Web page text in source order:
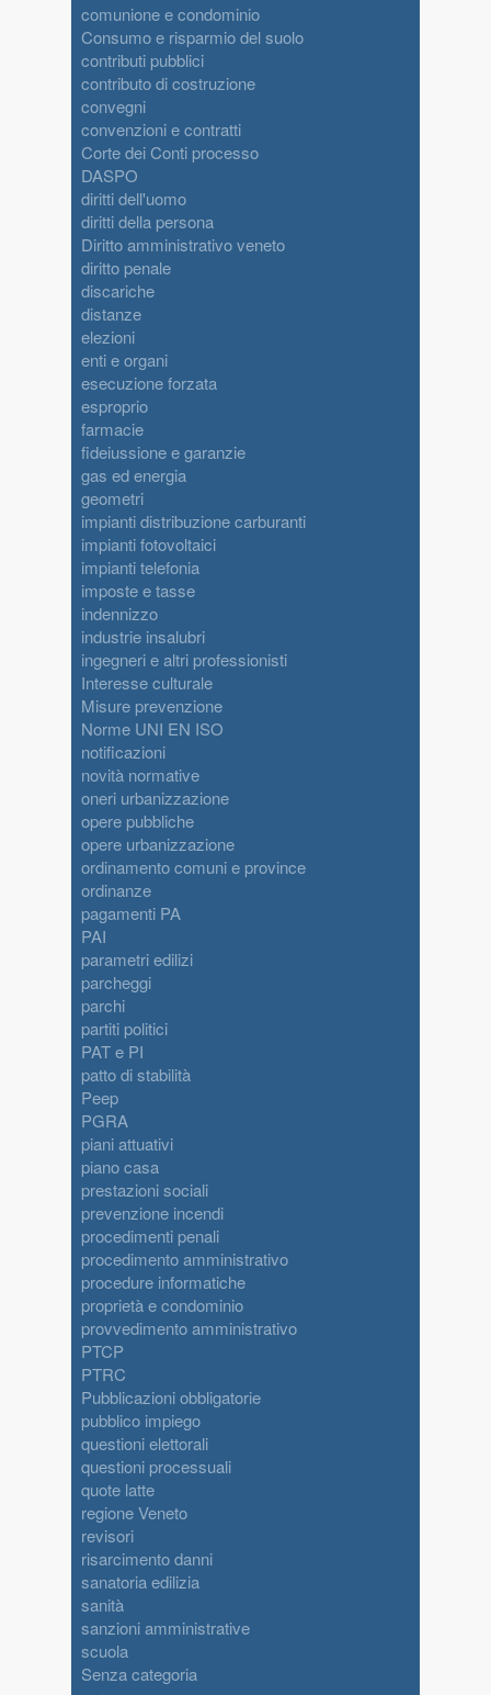
comunione e condominio
Consumo e risparmio del suolo
contributi pubblici
contributo di costruzione
convegni
convenzioni e contratti
Corte dei Conti processo
DASPO
diritti dell'uomo
diritti della persona
Diritto amministrativo veneto
diritto penale
discariche
distanze
elezioni
enti e organi
esecuzione forzata
esproprio
farmacie
fideiussione e garanzie
gas ed energia
geometri
impianti distribuzione carburanti
impianti fotovoltaici
impianti telefonia
imposte e tasse
indennizzo
industrie insalubri
ingegneri e altri professionisti
Interesse culturale
Misure prevenzione
Norme UNI EN ISO
notificazioni
novità normative
oneri urbanizzazione
opere pubbliche
opere urbanizzazione
ordinamento comuni e province
ordinanze
pagamenti PA
PAI
parametri edilizi
parcheggi
parchi
partiti politici
PAT e PI
patto di stabilità
Peep
PGRA
piani attuativi
piano casa
prestazioni sociali
prevenzione incendi
procedimenti penali
procedimento amministrativo
procedure informatiche
proprietà e condominio
provvedimento amministrativo
PTCP
PTRC
Pubblicazioni obbligatorie
pubblico impiego
questioni elettorali
questioni processuali
quote latte
regione Veneto
revisori
risarcimento danni
sanatoria edilizia
sanità
sanzioni amministrative
scuola
Senza categoria